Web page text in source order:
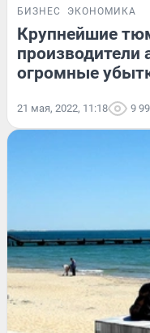
БИЗНЕС ЭКОНОМИКА
Крупнейшие
производители
огромные
21 мая, 2022, 11:18 9